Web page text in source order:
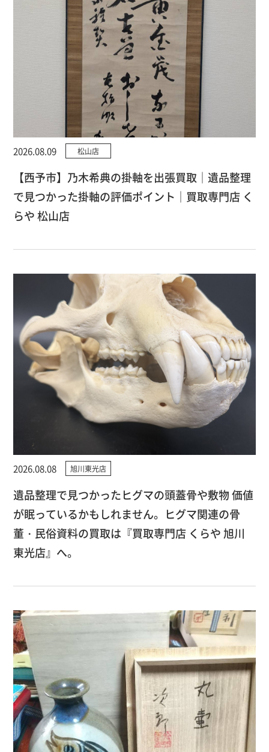
2026.08.09 松山店
【西予市】乃木希典の掛軸を出張買取｜遺品整理
で見つかった掛軸の評価ポイント｜買取専門店 く
らや 松山店
2026.08.08 旭川東光店
遺品整理で見つかったヒグマの頭蓋骨や敷物 価値
が眠っているかもしれません。ヒグマ関連の骨
董・民俗資料の買取は『買取専門店 くらや 旭川
東光店』へ。